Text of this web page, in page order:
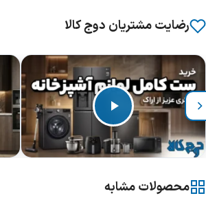
رضایت مشتریان دوج کالا
محصولات مشابه